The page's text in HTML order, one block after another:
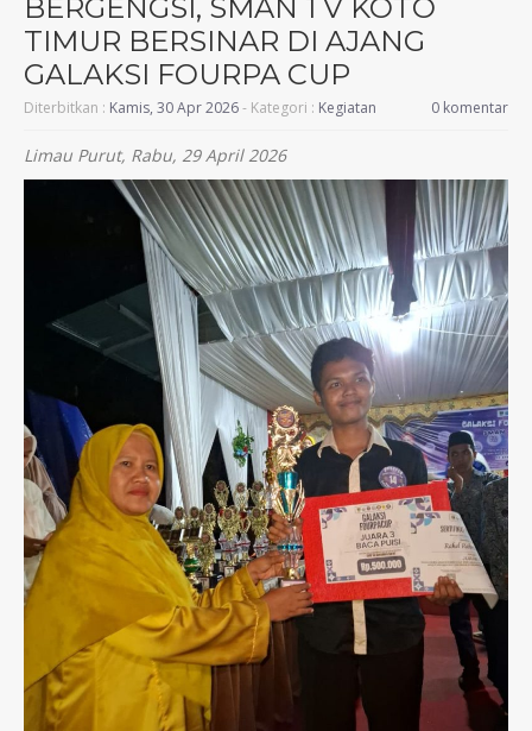
BERGENGSI, SMAN 1 V KOTO
TIMUR BERSINAR DI AJANG
GALAKSI FOURPA CUP
Diterbitkan : Kamis, 30 Apr 2026- Kategori : Kegiatan 0 komentar
Limau Purut, Rabu, 29 April 2026